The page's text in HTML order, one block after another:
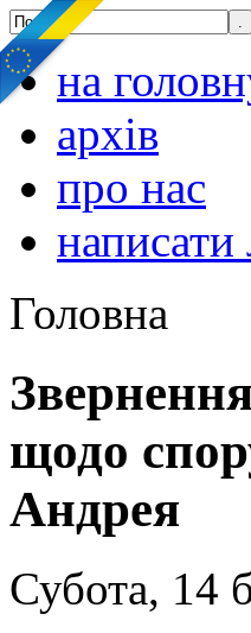
на
архів
про нас
написати
Головна
щодо
Андрея
Субота, 14